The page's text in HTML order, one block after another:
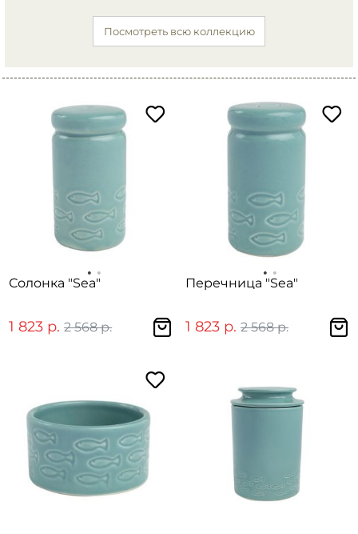
Посмотреть всю коллекцию
Солонка "Sea"
1 823 р. 2 568 р.
Перечница "Sea"
1 823 р. 2 568 р.